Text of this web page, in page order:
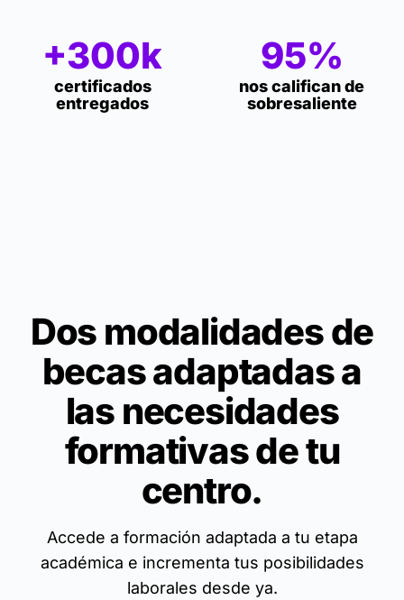
+300k
certificados
entregados
95%
nos califican de
sobresaliente
Dos modalidades de
becas adaptadas a
las necesidades
formativas de tu
centro.
Accede a formación adaptada a tu etapa
académica e incrementa tus posibilidades
laborales desde ya.